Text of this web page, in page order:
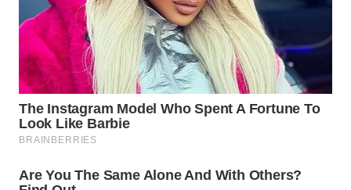
PADANG
LAWAS
WN
SUMEDANG
WN
CIANJUR
WN